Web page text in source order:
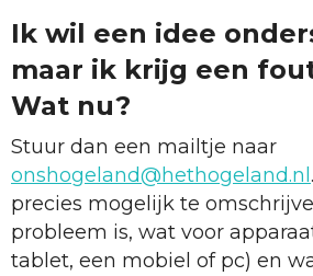
Ik wil een idee
maar ik krijg een
Wat nu?
Stuur dan een mailtje naar
onshogeland@hethogeland.nl
precies mogelijk te
probleem is, wat voor
tablet, een mobiel of pc) en